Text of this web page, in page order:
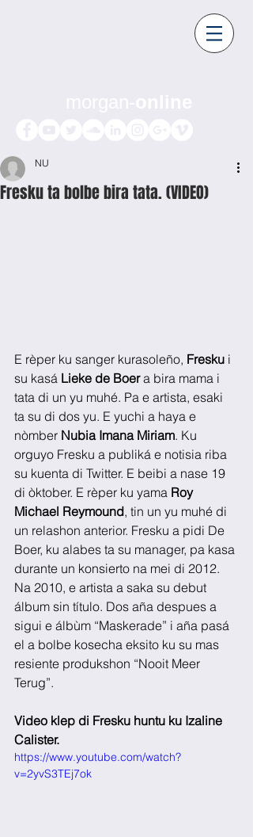
Fresku ta bolbe bira tata. (VIDEO)
NU
E rèper ku sanger kurasoleño, Fresku i
su kasá Lieke de Boer a bira mama i
tata di un yu muhé. Pa e artista, esaki
ta su di dos yu. E yuchi a haya e
nòmber Nubia Imana Miriam. Ku
orguyo Fresku a publiká e notisia riba
su kuenta di Twitter. E beibi a nase 19
di òktober. E rèper ku yama Roy
Michael Reymound, tin un yu muhé di
un relashon anterior. Fresku a pidi De
Boer, ku alabes ta su manager, pa kasa
durante un konsierto na mei di 2012.
Na 2010, e artista a saka su debut
álbum sin título. Dos aña despues a
sigui e álbùm “Maskerade” i aña pasá
el a bolbe kosecha eksito ku su mas
resiente produkshon “Nooit Meer
Terug”.
Video klep di Fresku huntu ku Izaline
Calister.
https://www.youtube.com/watch?
v=2yvS3TEj7ok